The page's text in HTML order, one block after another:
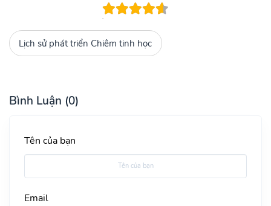
Lịch sử phát triển Chiêm tinh học
Bình Luận (0)
Tên của bạn
Email